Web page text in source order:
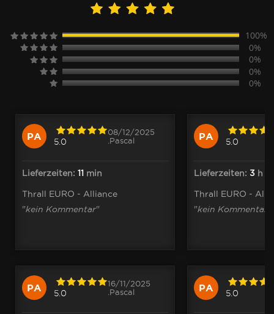
100%
0%
0%
0%
0%
PA 5.0
08/12/2025
.Pascal
Lieferzeiten: 11 min
Thrall EURO - Alliance
"kein Kommentar"
PA 5.0
16/11/2025
.Pascal
PA 5.0
Lieferzeiten: 3 h
Thrall EURO -
"kein Kommentar
PA 5.0